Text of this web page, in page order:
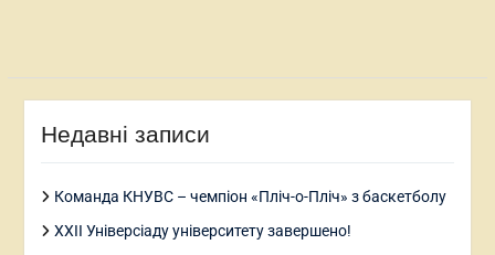
Недавні записи
Команда КНУВС – чемпіон «Пліч-о-Пліч» з баскетболу
ХХІІ Універсіаду університету завершено!